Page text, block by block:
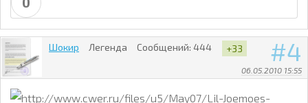
4
06.05.2010 15:55
Шокир Легенда Сообщений: 444 +33